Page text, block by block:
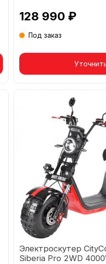
Товар в корзине
128 990 ₽
Под заказ
Электроскутер
Siberia Pro 2WD